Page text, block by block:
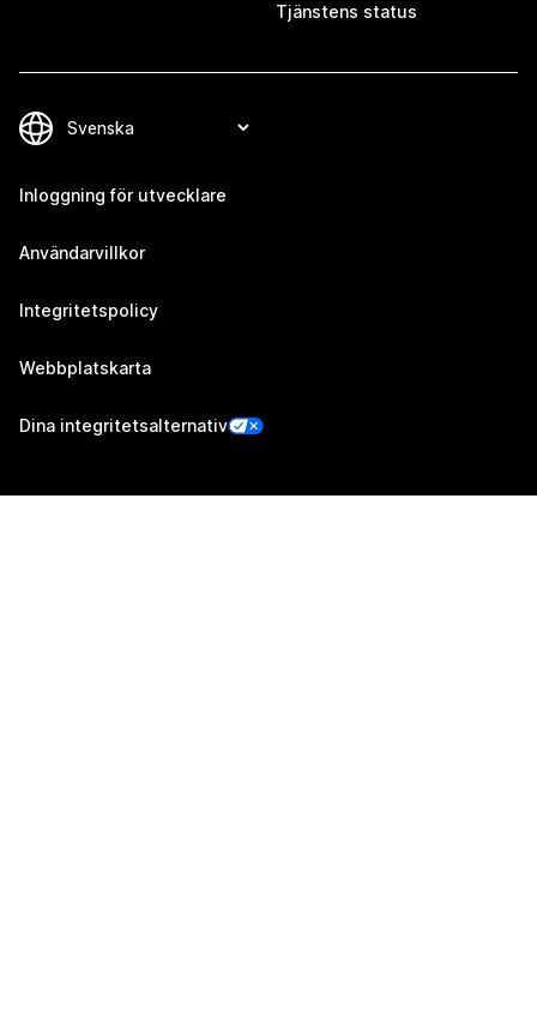
Tjänstens status
Inloggning för utvecklare
Användarvillkor
Integritetspolicy
Webbplatskarta
Dina integritetsalternativ